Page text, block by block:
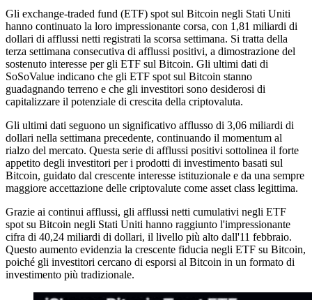
Gli exchange-traded fund (ETF) spot sul Bitcoin negli Stati Uniti
hanno continuato la loro impressionante corsa, con 1,81 miliardi di
dollari di afflussi netti registrati la scorsa settimana. Si tratta della
terza settimana consecutiva di afflussi positivi, a dimostrazione del
sostenuto interesse per gli ETF sul Bitcoin. Gli ultimi dati di
SoSoValue indicano che gli ETF spot sul Bitcoin stanno
guadagnando terreno e che gli investitori sono desiderosi di
capitalizzare il potenziale di crescita della criptovaluta.
Gli ultimi dati seguono un significativo afflusso di 3,06 miliardi di
dollari nella settimana precedente, continuando il momentum al
rialzo del mercato. Questa serie di afflussi positivi sottolinea il forte
appetito degli investitori per i prodotti di investimento basati sul
Bitcoin, guidato dal crescente interesse istituzionale e da una sempre
maggiore accettazione delle criptovalute come asset class legittima.
Grazie ai continui afflussi, gli afflussi netti cumulativi negli ETF
spot su Bitcoin negli Stati Uniti hanno raggiunto l'impressionante
cifra di 40,24 miliardi di dollari, il livello più alto dall'11 febbraio.
Questo aumento evidenzia la crescente fiducia negli ETF su Bitcoin,
poiché gli investitori cercano di esporsi al Bitcoin in un formato di
investimento più tradizionale.